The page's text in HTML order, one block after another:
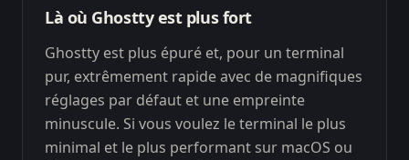
Là où Ghostty est plus fort
Ghostty est plus épuré et, pour un terminal
pur, extrêmement rapide avec de magnifiques
réglages par défaut et une empreinte
minuscule. Si vous voulez le terminal le plus
minimal et le plus performant sur macOS ou